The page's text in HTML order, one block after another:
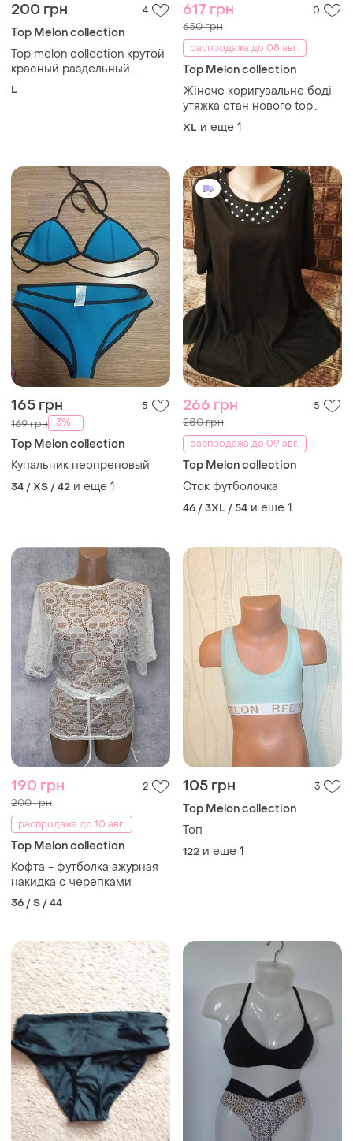
200 грн 4
Top Melon collection
Top melon collection крутой
красный раздельный
купальник
L
617 грн 0
650 грн
распродажа до 08 авг.
Top Melon collection
Жіноче коригувальне боді
утяжка стан нового top
melon
XL и еще 1
165 грн 5
169 грн -3%
Top Melon collection
Купальник неопреновый
34 / XS / 42 и еще 1
266 грн 5
280 грн
распродажа до 09 авг.
Top Melon collection
Сток футболочка
46 / 3XL / 54 и еще 1
190 грн 2
200 грн
распродажа до 10 авг.
Top Melon collection
Кофта - футболка ажурная
накидка с черепками
36 / S / 44
105 грн 3
Top Melon collection
Топ
122 и еще 1